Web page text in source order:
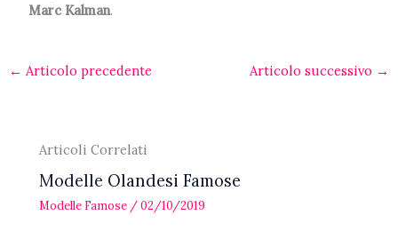
Marc Kalman.
← Articolo precedente Articolo successivo →
Articoli Correlati
Modelle Olandesi Famose
Modelle Famose /02/10/2019